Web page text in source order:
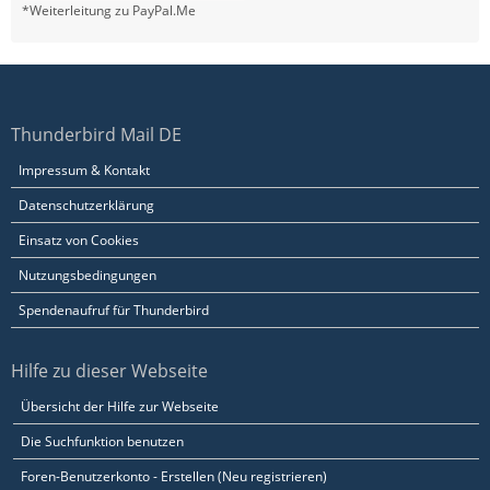
*Weiterleitung zu PayPal.Me
Thunderbird Mail DE
Impressum & Kontakt
Datenschutzerklärung
Einsatz von Cookies
Nutzungsbedingungen
Spendenaufruf für Thunderbird
Hilfe zu dieser Webseite
Übersicht der Hilfe zur Webseite
Die Suchfunktion benutzen
Foren-Benutzerkonto - Erstellen (Neu registrieren)